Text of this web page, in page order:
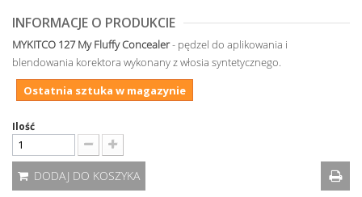
INFORMACJE O PRODUKCIE
MYKITCO 127 My Fluffy Concealer- pędzel do aplikowania i
blendowania korektora wykonany z włosia syntetycznego.
Ostatnia sztuka w magazynie
Ilość
DODAJ DO KOSZYKA